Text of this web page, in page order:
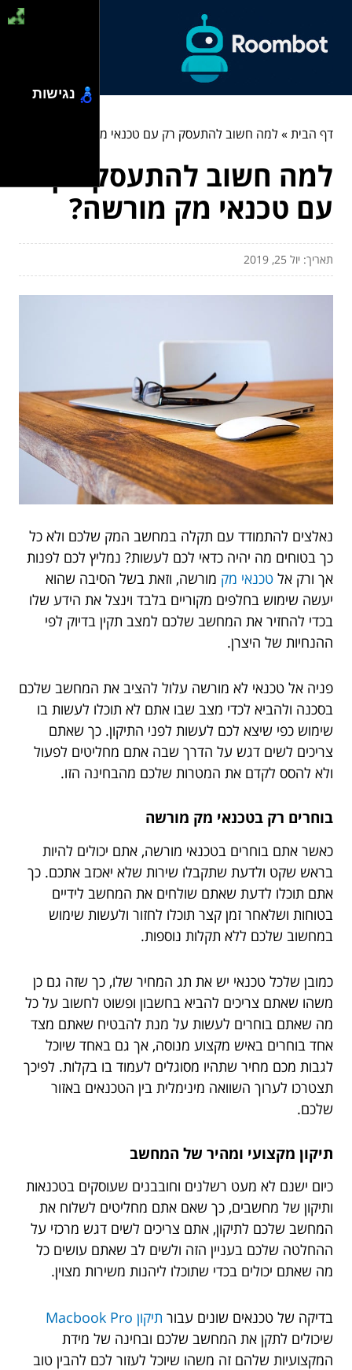
דף הבית»למה חשוב להתעסק רק עם טכנאי מק מורשה?
למה חשוב להתעסק רק
עם טכנאי מק מורשה?
תאריך: יול 25, 2019
נאלצים להתמודד עם תקלה במחשב המק שלכם ולא כל
כך בטוחים מה יהיה כדאי לכם לעשות? נמליץ לכם לפנות
אך ורק אל טכנאי מק מורשה, וזאת בשל הסיבה שהוא
יעשה שימוש בחלפים מקוריים בלבד וינצל את הידע שלו
בכדי להחזיר את המחשב שלכם למצב תקין בדיוק לפי
ההנחיות של היצרן.
פניה אל טכנאי לא מורשה עלול להציב את המחשב שלכם
בסכנה ולהביא לכדי מצב שבו אתם לא תוכלו לעשות בו
שימוש כפי שיצא לכם לעשות לפני התיקון. כך שאתם
צריכים לשים דגש על הדרך שבה אתם מחליטים לפעול
ולא להסס לקדם את המטרות שלכם מהבחינה הזו.
בוחרים רק בטכנאי מק מורשה
כאשר אתם בוחרים בטכנאי מורשה, אתם יכולים להיות
בראש שקט ולדעת שתקבלו שירות שלא יאכזב אתכם. כך
אתם תוכלו לדעת שאתם שולחים את המחשב לידיים
בטוחות ושלאחר זמן קצר תוכלו לחזור ולעשות שימוש
במחשוב שלכם ללא תקלות נוספות.
כמובן שלכל טכנאי יש את תג המחיר שלו, כך שזה גם כן
משהו שאתם צריכים להביא בחשבון ופשוט לחשוב על כל
מה שאתם בוחרים לעשות על מנת להבטיח שאתם מצד
אחד בוחרים באיש מקצוע מנוסה, אך גם באחד שיוכל
לגבות מכם מחיר שתהיו מסוגלים לעמוד בו בקלות. לפיכך
תצטרכו לערוך השוואה מינימלית בין הטכנאים באזור
שלכם.
תיקון מקצועי ומהיר של המחשב
כיום ישנם לא מעט רשלנים וחובבנים שעוסקים בטכנאות
ותיקון של מחשבים, כך שאם אתם מחליטים לשלוח את
המחשב שלכם לתיקון, אתם צריכים לשים דגש מרכזי על
ההחלטה שלכם בעניין הזה ולשים לב שאתם עושים כל
מה שאתם יכולים בכדי שתוכלו ליהנות משירות מצוין.
בדיקה של טכנאים שונים עבור תיקון Macbook Pro
שיכולים לתקן את המחשב שלכם ובחינה של מידת
המקצועיות שלהם זה משהו שיוכל לעזור לכם להבין טוב
נגישות